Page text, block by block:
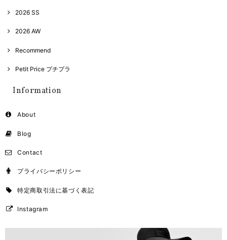
2026 SS
2026 AW
Recommend
Petit Price プチプラ
Information
About
Blog
Contact
プライバシーポリシー
特定商取引法に基づく表記
Instagram